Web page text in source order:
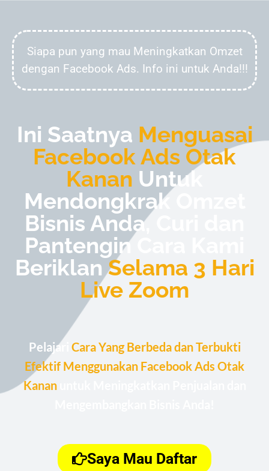
Siapa pun yang mau Meningkatkan Omzet
dengan Facebook Ads. Info ini untuk Anda!!!
Ini Saatnya Menguasai
Facebook Ads Otak
Kanan Untuk
Mendongkrak Omzet
Bisnis Anda, Curi dan
Pantengin Cara Kami
BeriklanSelama 3 Hari
Live Zoom
Pelajari Cara Yang Berbeda dan Terbukti
Efektif Menggunakan Facebook Ads Otak
Kananuntuk Meningkatkan Penjualan dan
Saya Mau Daftar
Ads & Google Ads